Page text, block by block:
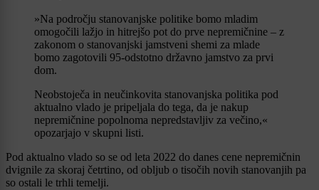
»Na področju stanovanjske politike bomo mladim
omogočili lažjo in hitrejšo pot do prve nepremičnine – z
zakonom o stanovanjski jamstveni shemi za mlade
bomo zagotovili 95-odstotno državno jamstvo za prvi
dom.
Neobstoječa in neučinkovita stanovanjska politika pod
aktualno vlado je pripeljala do tega, da je nakup
nepremičnine popolnoma nepredstavljiv za večino,«
opozarjajo v skupni listi.
Pod aktualno vlado so se od leta 2022 do danes cene nepremičnin
dvignile za skoraj četrtino, od obljub o tisočih novih stanovanjih pa
so ostali le trhli temelji.